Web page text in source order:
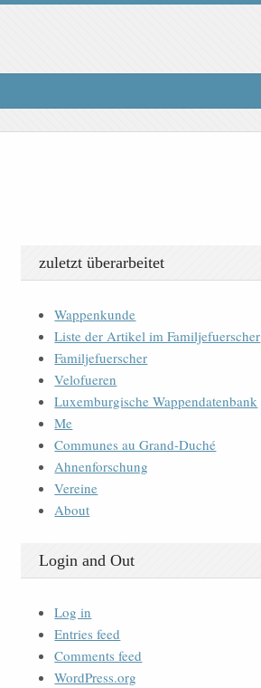
zuletzt überarbeitet
Wappenkunde
Liste der Artikel im Familjefuerscher
Familjefuerscher
Velofueren
Luxemburgische Wappendatenbank
Me
Communes au Grand-Duché
Ahnenforschung
Vereine
About
Login and Out
Log in
Entries feed
Comments feed
WordPress.org